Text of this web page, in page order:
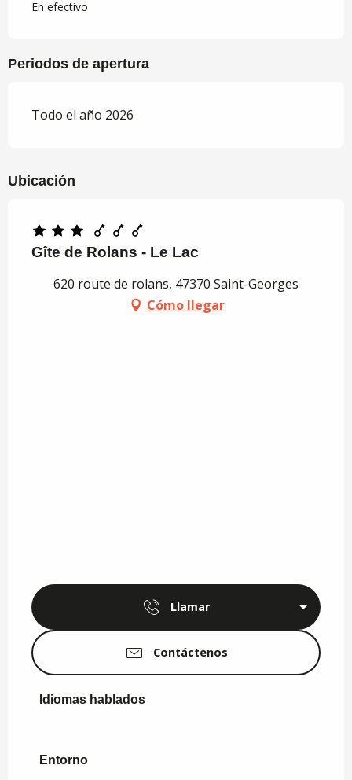
En efectivo
Periodos de apertura
Todo el año 2026
Ubicación
Gîte de Rolans - Le Lac
620 route de rolans, 47370 Saint-Georges
Cómo llegar
Llamar
Contáctenos
Idiomas hablados
Idiomas hablados
Entorno
Entorno